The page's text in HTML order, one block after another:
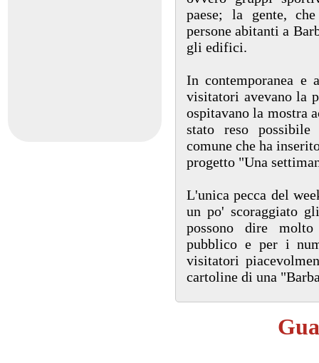
paese; la gente,
persone abitanti a
gli edifici.
In contemporanea e
visitatori avevano la
ospitavano la mostra
stato reso
comune che ha
progetto "Una
L'unica pecca del
un po' scoraggiato
possono dire
pubblico e per i
visitatori
cartoline di una